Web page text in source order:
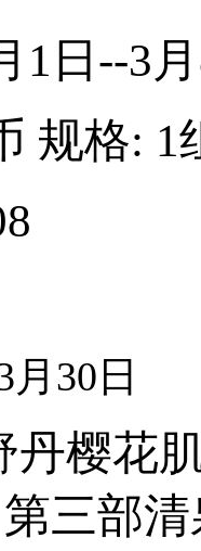
1日--3
规格: 1
30日
丹樱花
三部